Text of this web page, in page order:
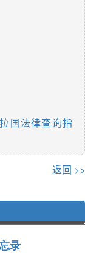
国法律查询指
返回 >>
录